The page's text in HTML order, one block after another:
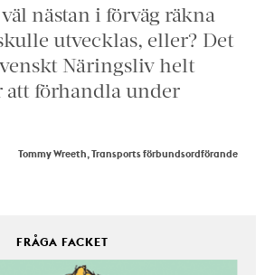
nästan i förväg räkna
utvecklas, eller? Det
Näringsliv helt
att förhandla under
Tommy Wreeth, Transports förbundsordförande
FRÅGA FACKET